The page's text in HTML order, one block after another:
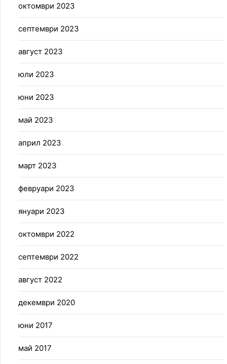
октомври 2023
септември 2023
август 2023
юли 2023
юни 2023
май 2023
април 2023
март 2023
февруари 2023
януари 2023
октомври 2022
септември 2022
август 2022
декември 2020
юни 2017
май 2017